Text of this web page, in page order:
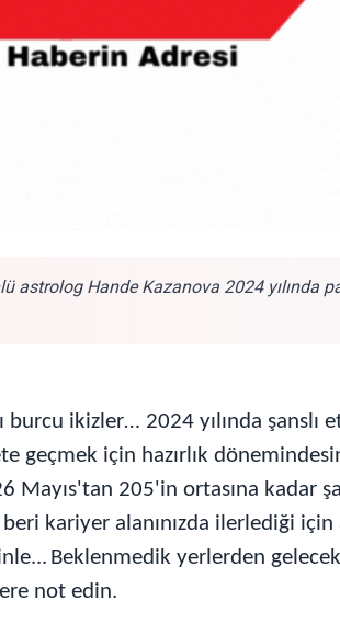
astrolog Hande Kazanova 2024 yılında
burcu ikizler… 2024 yılında şanslı
geçmek için hazırlık
Mayıs'tan 205'in ortasına kadar
kariyer alanınızda ilerlediği için
Beklenmedik yerlerden gelecek
not edin.